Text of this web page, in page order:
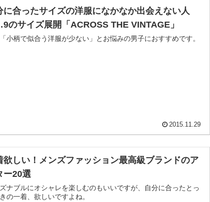
に合ったサイズの洋服になかなか出会えない人
のサイズ展開「ACROSS THE VINTAGE」
小柄で似合う洋服が少ない」とお悩みの男子におすすめです。
2015.11.29
欲しい！メンズファッション最高級ブランドのア
ー20選
ナブルにオシャレを楽しむのもいいですが、自分に合ったとっ
の一着、欲しいですよね。